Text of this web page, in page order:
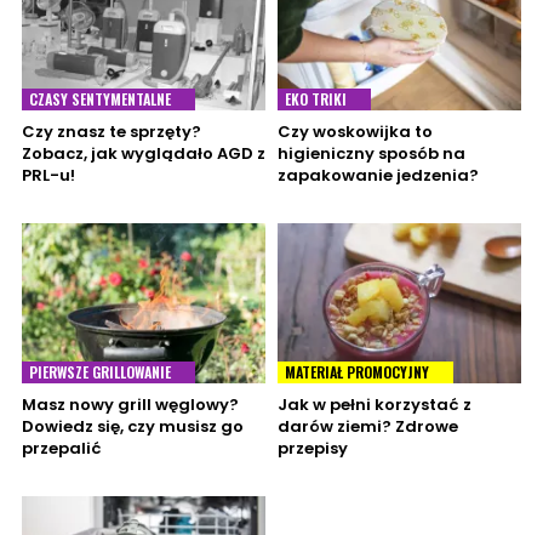
CZASY SENTYMENTALNE
Czy znasz te sprzęty?
Zobacz, jak wyglądało AGD z
PRL-u!
EKO TRIKI
Czy woskowijka to
higieniczny sposób na
zapakowanie jedzenia?
PIERWSZE GRILLOWANIE
Masz nowy grill węglowy?
Dowiedz się, czy musisz go
przepalić
MATERIAŁ PROMOCYJNY
Jak w pełni korzystać z
darów ziemi? Zdrowe
przepisy